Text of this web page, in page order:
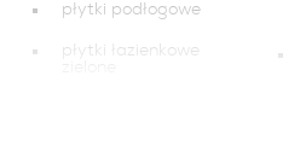
płytki podłogowe
płytki łazienkowe